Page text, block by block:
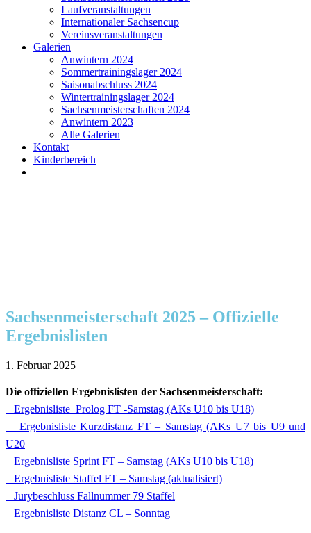
Laufveranstaltungen
Internationaler Sachsencup
Vereinsveranstaltungen
Galerien
Anwintern 2024
Sommertrainingslager 2024
Saisonabschluss 2024
Wintertrainingslager 2024
Sachsenmeisterschaften 2024
Anwintern 2023
Alle Galerien
Kontakt
Kinderbereich
Sachsenmeisterschaft 2025 – Offizielle
Ergebnislisten
1. Februar 2025
Die offiziellen Ergebnislisten der Sachsenmeisterschaft:
Ergebnisliste_Prolog FT -Samstag (AKs U10 bis U18)
Ergebnisliste Kurzdistanz FT – Samstag (AKs U7 bis U9 und
U20
Ergebnisliste Sprint FT – Samstag (AKs U10 bis U18)
Ergebnisliste Staffel FT – Samstag (aktualisiert)
Jurybeschluss Fallnummer 79 Staffel
Ergebnisliste Distanz CL – Sonntag